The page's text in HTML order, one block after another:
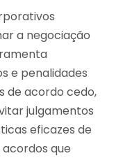
a negociação
e penalidades
de acordo cedo,
julgamentos
eficazes de
que